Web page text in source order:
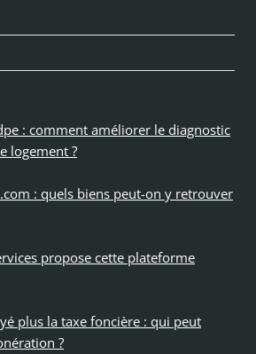
: comment améliorer le diagnostic
logement ?
: quels biens peut-on y retrouver
propose cette plateforme
plus la taxe foncière : qui peut
?